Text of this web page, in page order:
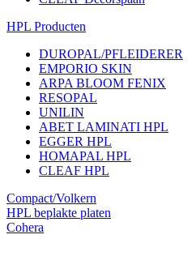
HPL Producten
DUROPAL/PFLEIDERER
EMPORIO SKIN
ARPA BLOOM FENIX
RESOPAL
UNILIN
ABET LAMINATI HPL
EGGER HPL
HOMAPAL HPL
CLEAF HPL
Compact/Volkern
HPL beplakte platen
Cohera